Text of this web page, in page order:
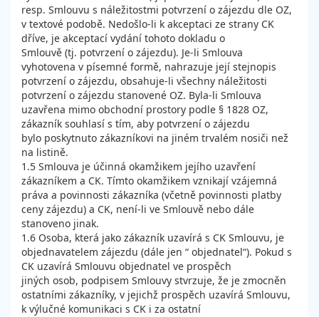
resp. Smlouvu s náležitostmi potvrzení o zájezdu dle OZ,
v textové podobě. Nedošlo-li k akceptaci ze strany CK
dříve, je akceptací vydání tohoto dokladu o
Smlouvě (tj. potvrzení o zájezdu). Je-li Smlouva
vyhotovena v písemné formě, nahrazuje její stejnopis
potvrzení o zájezdu, obsahuje-li všechny náležitosti
potvrzení o zájezdu stanovené OZ. Byla-li Smlouva
uzavřena mimo obchodní prostory podle § 1828 OZ,
zákazník souhlasí s tím, aby potvrzení o zájezdu
bylo poskytnuto zákazníkovi na jiném trvalém nosiči než
na listině.
1.5 Smlouva je účinná okamžikem jejího uzavření
zákazníkem a CK. Tímto okamžikem vznikají vzájemná
práva a povinnosti zákazníka (včetně povinnosti platby
ceny zájezdu) a CK, není-li ve Smlouvě nebo dále
stanoveno jinak.
1.6 Osoba, která jako zákazník uzavírá s CK Smlouvu, je
objednavatelem zájezdu (dále jen “ objednatel“). Pokud s
CK uzavírá Smlouvu objednatel ve prospěch
jiných osob, podpisem Smlouvy stvrzuje, že je zmocněn
ostatními zákazníky, v jejichž prospěch uzavírá Smlouvu,
k výlučné komunikaci s CK i za ostatní